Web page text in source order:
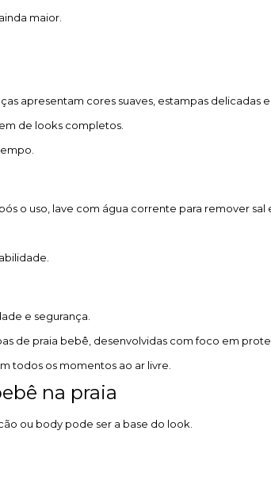
maior.
apresentam cores suaves, estampas delicadas
de looks completos.
o uso, lave com água corrente para remover sal
e segurança.
de praia bebê, desenvolvidas com foco em
todos os momentos ao ar livre.
na praia
ou body pode ser a base do look.